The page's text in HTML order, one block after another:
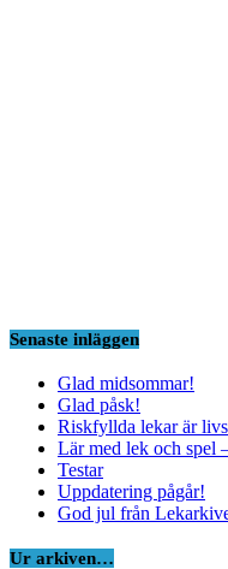
Senaste inläggen
Glad midsommar!
Glad påsk!
Riskfyllda lekar är
Lär med lek och spel
Testar
Uppdatering pågår!
God jul från
Ur arkiven…